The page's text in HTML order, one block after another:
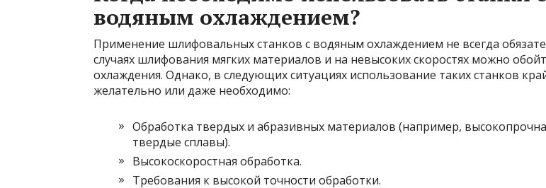
водяным охлаждением?
Применение шлифовальных станков с водяным охлаждением не всегда
случаях шлифования мягких материалов и на невысоких скоростях можно
охлаждения. Однако, в следующих ситуациях использование таких станков
желательно или даже необходимо:
Обработка твердых и абразивных материалов (например,
твердые сплавы).
Высокоскоростная обработка.
Требования к высокой точности обработки.